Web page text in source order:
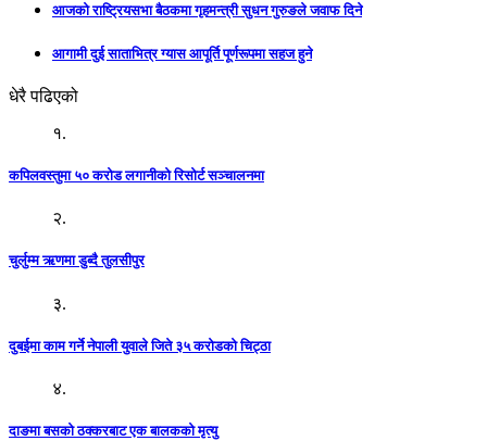
आजको राष्ट्रियसभा बैठकमा गृहमन्त्री सुधन गुरुङले जवाफ दिने
आगामी दुई साताभित्र ग्यास आपूर्ति पूर्णरूपमा सहज हुने
धेरै पढिएको
१.
कपिलवस्तुमा ५० करोड लगानीको रिसोर्ट सञ्चालनमा
२.
चुर्लुम्म ऋणमा डुब्दै तुलसीपुर
३.
दुबईमा काम गर्ने नेपाली युवाले जिते ३५ करोडको चिट्ठा
४.
दाङमा बसको ठक्करबाट एक बालकको मृत्यु